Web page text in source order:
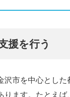
援を行う
沢市を中心とし
ります。たとえ